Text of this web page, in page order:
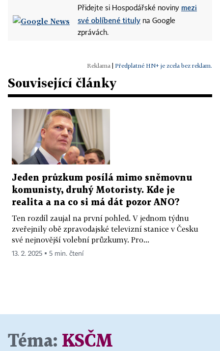
Přidejte si Hospodářské noviny mezi
své oblíbené tituly na Google
zprávách.
Předplatné HN+ je zcela bez reklam.
Související články
Jeden průzkum posílá mimo sněmovnu
komunisty, druhý Motoristy. Kde je
realita a na co si má dát pozor ANO?
Ten rozdíl zaujal na první pohled. V jednom týdnu
zveřejnily obě zpravodajské televizní stanice v Česku
své nejnovější volební průzkumy. Pro...
13. 2. 2025 ▪ 5 min. čtení
Téma: KSČM